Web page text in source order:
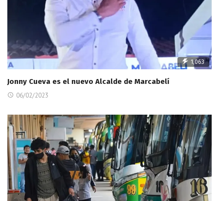
1,063
Jonny Cueva es el nuevo Alcalde de Marcabelí
06/02/2023